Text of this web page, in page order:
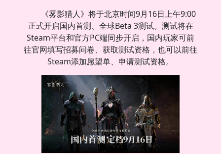
《雾影猎人》将于北京时间9月16日上午9:00
正式开启国内首测、全球Beta 3测试。测试将在
Steam平台和官方PC端同步开启，国内玩家可前
往官网填写招募问卷、获取测试资格，也可以前往
Steam添加愿望单、申请测试资格。